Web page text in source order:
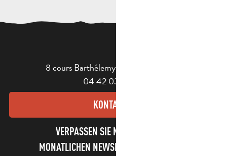
8 cours Barthélemy - 13400 Aubagne
04 42 03 49 98
KONTAKT
VERPASSEN SIE NICHT UNSEREN
MONATLICHEN NEWSLETTER UND UNSERE